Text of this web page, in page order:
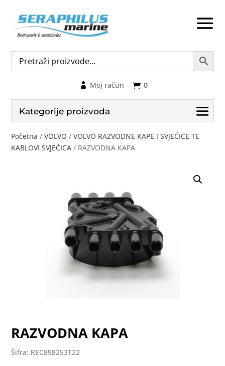
0
Moj račun
Kategorije proizvoda
Početna /VOLVO /VOLVO RAZVODNE KAPE I SVJEĆICE TE
KABLOVI SVJEĆICA / RAZVODNA KAPA
RAZVODNA KAPA
Šifra: REC898253T22